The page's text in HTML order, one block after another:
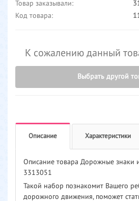
Товар заказывали:
Код товара:
К сожалению данный
Выбрать другой
Описание Характеристики
Описание товара Дорожные знаки
3313051
Такой набор познакомит Вашего
дорожного движения, поможет